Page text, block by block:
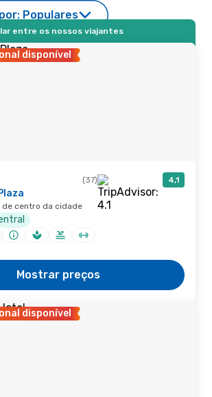
Populares
entre os nossos viajantes
disponível
(37) 4,1
de centro da cidade
Mostrar preços
disponível